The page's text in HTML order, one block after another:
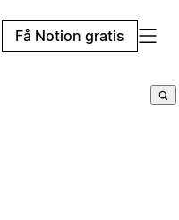
Få Notion gratis